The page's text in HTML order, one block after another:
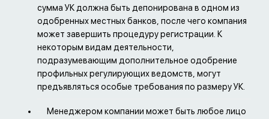
сумма УК должна быть депонирована в одном из
одобренных местных банков, после чего компания
может завершить процедуру регистрации. К
некоторым видам деятельности,
подразумевающим дополнительное одобрение
профильных регулирующих ведомств, могут
предъявляться особые требования по размеру УК.
Менеджером компании может быть любое лицо